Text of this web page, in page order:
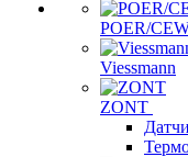
POER/
Viessmann
ZONT